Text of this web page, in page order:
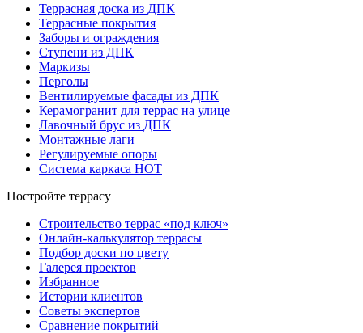
Террасная доска из ДПК
Террасные покрытия
Заборы и ограждения
Ступени из ДПК
Маркизы
Перголы
Вентилируемые фасады из ДПК
Керамогранит для террас на улице
Лавочный брус из ДПК
Монтажные лаги
Регулируемые опоры
Система каркаса НОТ
Постройте террасу
Строительство террас «под ключ»
Онлайн-калькулятор террасы
Подбор доски по цвету
Галерея проектов
Избранное
Истории клиентов
Советы экспертов
Сравнение покрытий